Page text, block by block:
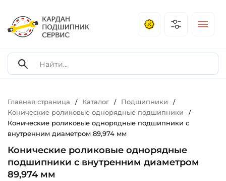
Главная страница / Каталог / Подшипники /
Конические роликовые однорядные подшипники /
Конические роликовые однорядные подшипники с
внутренним диаметром 89,974 мм
Конические роликовые однорядные
подшипники с внутренним диаметром
89,974 мм